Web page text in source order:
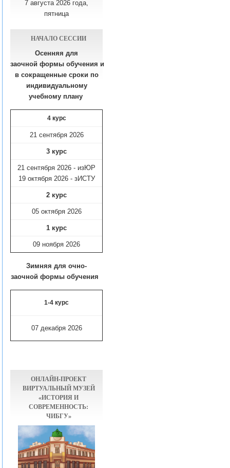
7 августа 2026 года,
пятница
НАЧАЛО СЕССИИ
Осенняя для
заочной формы обучения и
в сокращенные сроки по
индивидуальному
учебному плану​
4 курс
21 сентября 2026
3 курс
21 сентября 2026 - изЮР
19 октября 2026 - зИСТУ
2 курс
05 октября 2026
1 курс
09 ноября 2026
Зимняя для очно-
заочной формы обучения
1-4 курс
07 декабря 2026
ОНЛАЙН-ПРОЕКТ
ВИРТУАЛЬНЫЙ МУЗЕЙ
«ИСТОРИЯ И
СОВРЕМЕННОСТЬ:
ЧИБГУ»